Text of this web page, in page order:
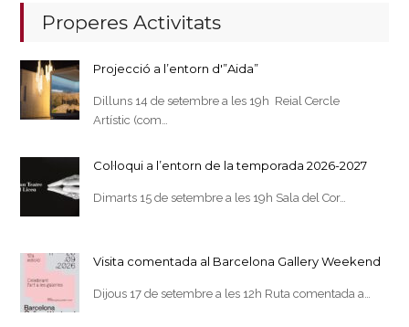
Properes Activitats
Projecció a l’entorn d'”Aida”
Dilluns 14 de setembre a les 19h Reial Cercle
Artístic (com…
Col·loqui a l’entorn de la temporada 2026-2027
Dimarts 15 de setembre a les 19h Sala del Cor…
Visita comentada al Barcelona Gallery Weekend
Dijous 17 de setembre a les 12h Ruta comentada a…